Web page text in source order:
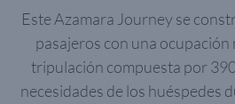
Este Azamara Journey se
pasajeros con una
tripulación compuesta por
necesidades de los huéspedes